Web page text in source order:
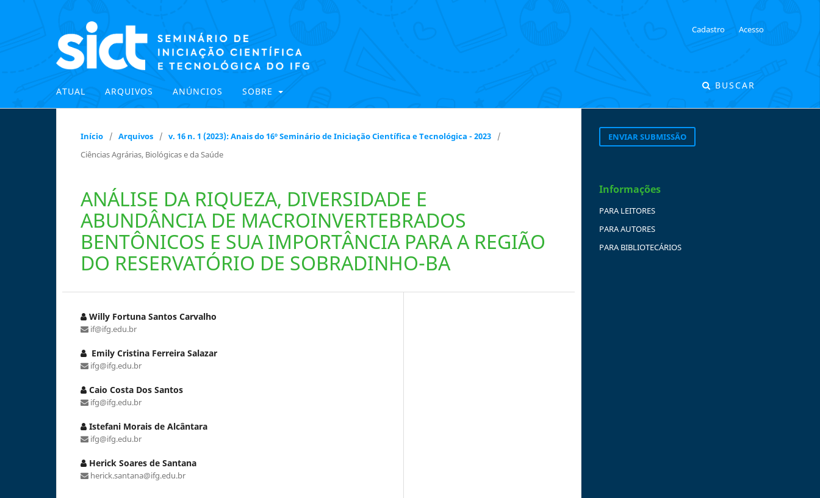
ATUAL ARQUIVOS ANÚNCIOS SOBRE
BUSCAR
Cadastro Acesso
Início / Arquivos / v. 16 n. 1 (2023): Anais do 16º Seminário de Iniciação Científica e Tecnológica - 2023
/
Ciências Agrárias, Biológicas e da Saúde
ANÁLISE DA RIQUEZA, DIVERSIDADE E
ABUNDÂNCIA DE MACROINVERTEBRADOS
BENTÔNICOS E SUA IMPORTÂNCIA PARA A REGIÃO
DO RESERVATÓRIO DE SOBRADINHO-BA
Willy Fortuna Santos Carvalho
if@ifg.edu.br
Emily Cristina Ferreira Salazar
ifg@ifg.edu.br
Caio Costa Dos Santos
ifg@ifg.edu.br
Istefani Morais de Alcântara
ifg@ifg.edu.br
Herick Soares de Santana
herick.santana@ifg.edu.br
ENVIAR SUBMISSÃO
Informações
PARA LEITORES
PARA AUTORES
PARA BIBLIOTECÁRIOS